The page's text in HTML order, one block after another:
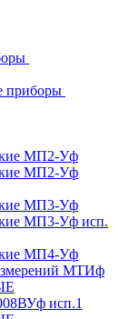
приборы
МП2-Уф
МП2-Уф
МП3-Уф
МП3-Уф исп.
МП4-Уф
МТИф
исп.1